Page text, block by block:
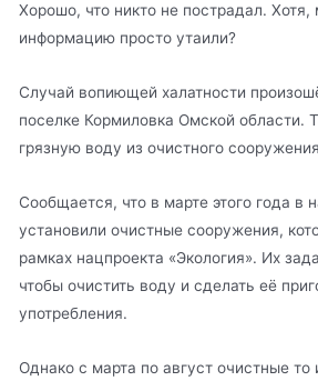
Хорошо, что никто не пострадал. Хотя,
информацию просто утаили?
Случай вопиющей халатности
поселке Кормиловка Омской области.
грязную воду из очистного
Сообщается, что в марте этого года в
установили очистные сооружения,
рамках нацпроекта «Экология». Их
чтобы очистить воду и сделать её
употребления.
Однако с марта по август очистные